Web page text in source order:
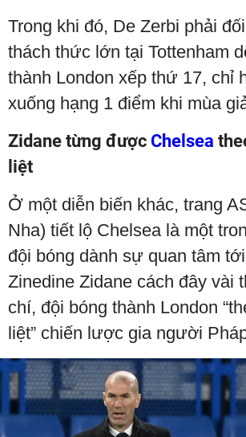
Trong khi đó, De Zerbi phải
thách thức lớn tại Tottenham
thành London xếp thứ 17, chỉ
xuống hạng 1 điểm khi mùa
Zidane từng được Chelsea
liệt
Ở một diễn biến khác, trang
Nha) tiết lộ Chelsea là một
đội bóng dành sự quan tâm
Zinedine Zidane cách đây vài
chí, đội bóng thành London
liệt” chiến lược gia người